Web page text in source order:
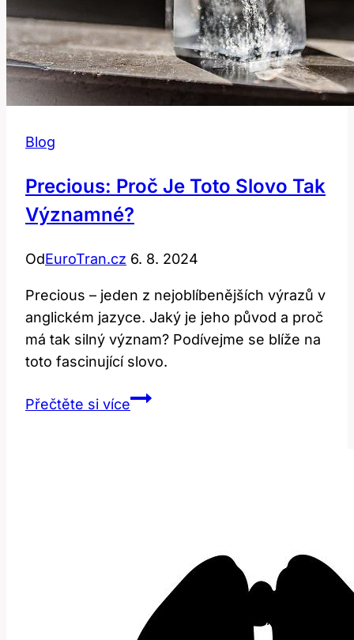
Blog
Precious: Proč Je Toto Slovo Tak
Významné?
OdEuroTran.cz 6. 8. 2024
Precious – jeden z nejoblíbenějších výrazů v
anglickém jazyce. Jaký je jeho původ a proč
má tak silný význam? Podívejme se blíže na
toto fascinující slovo.
Přečtěte si vícePrecious: